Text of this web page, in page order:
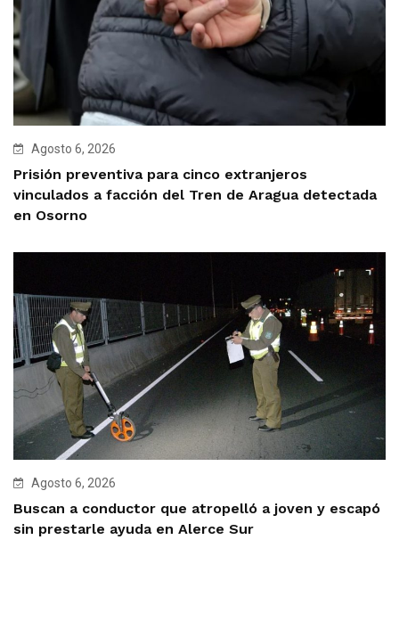
Agosto 6, 2026
Prisión preventiva para cinco extranjeros
vinculados a facción del Tren de Aragua detectada
en Osorno
Agosto 6, 2026
Buscan a conductor que atropelló a joven y escapó
sin prestarle ayuda en Alerce Sur